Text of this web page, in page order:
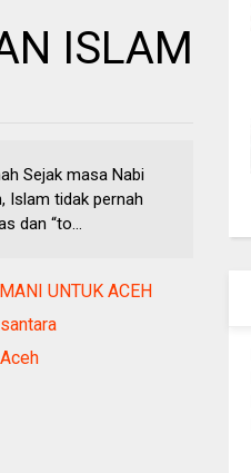
ISLAM
Sejak masa Nabi
Islam tidak pernah
dan “to...
UNTUK ACEH